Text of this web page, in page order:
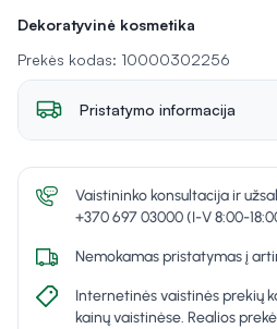
Dekoratyvinė kosmetika
Prekės kodas: 10000302256
Pristatymo informacija
Vaistininko konsultacija ir
+370 697 03000 (I-V 8:00-
Nemokamas pristatymas į
Internetinės vaistinės prekių
kainų vaistinėse. Realios